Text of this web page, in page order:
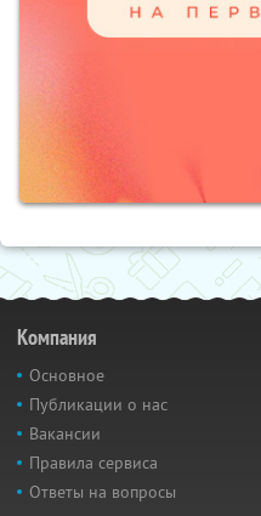
Компания
Основное
Публикации о нас
Вакансии
Правила сервиса
Ответы на вопросы